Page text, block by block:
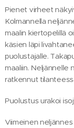
Pienet virheet
Kolmannella
maalin kiertopelillä
käsien läpi
puolustajalle.
maaliin. Neljännelle
ratkennut
Puolustus urakoi
Viimeinen